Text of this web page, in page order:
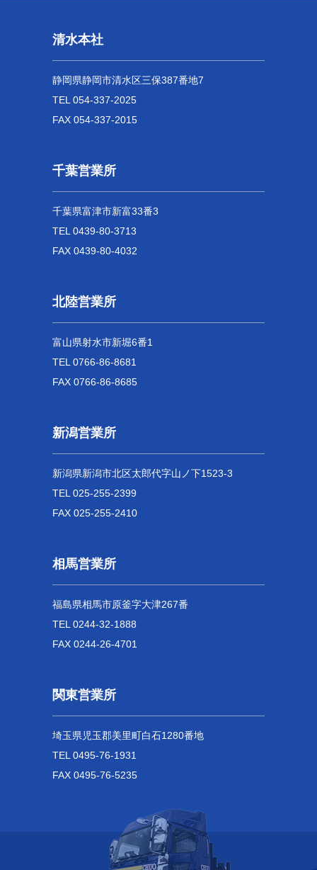
清水本社
静岡県静岡市清水区三保387番地7
TEL 054-337-2025
FAX 054-337-2015
千葉営業所
千葉県富津市新富33番3
TEL 0439-80-3713
FAX 0439-80-4032
北陸営業所
富山県射水市新堀6番1
TEL 0766-86-8681
FAX 0766-86-8685
新潟営業所
新潟県新潟市北区太郎代字山ノ下1523-3
TEL 025-255-2399
FAX 025-255-2410
相馬営業所
福島県相馬市原釜字大津267番
TEL 0244-32-1888
FAX 0244-26-4701
関東営業所
埼玉県児玉郡美里町白石1280番地
TEL 0495-76-1931
FAX 0495-76-5235